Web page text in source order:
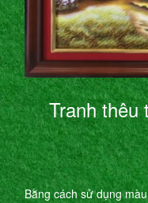
Tranh thêu
Bằng cách sử dụng